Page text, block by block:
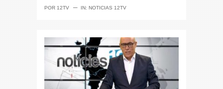
POR 12TV ─ IN: NOTICIAS 12TV